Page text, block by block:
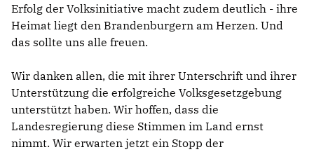
Erfolg der Volksinitiative macht zudem deutlich - ihre
Heimat liegt den Brandenburgern am Herzen. Und
das sollte uns alle freuen.
Wir danken allen, die mit ihrer Unterschrift und ihrer
Unterstützung die erfolgreiche Volksgesetzgebung
unterstützt haben. Wir hoffen, dass die
Landesregierung diese Stimmen im Land ernst
nimmt. Wir erwarten jetzt ein Stopp der